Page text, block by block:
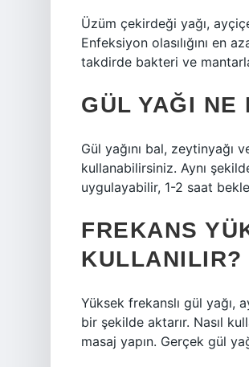
Üzüm çekirdeği yağı,
Enfeksiyon olasılığını en
takdirde bakteri ve
GÜL YAĞI
Gül yağını bal,
kullanabilirsiniz. Aynı
uygulayabilir, 1-2 saat
FREKANS
KULLANILIR?
Yüksek frekanslı gül yağı,
bir şekilde aktarır. Nasıl
masaj yapın. Gerçek gül